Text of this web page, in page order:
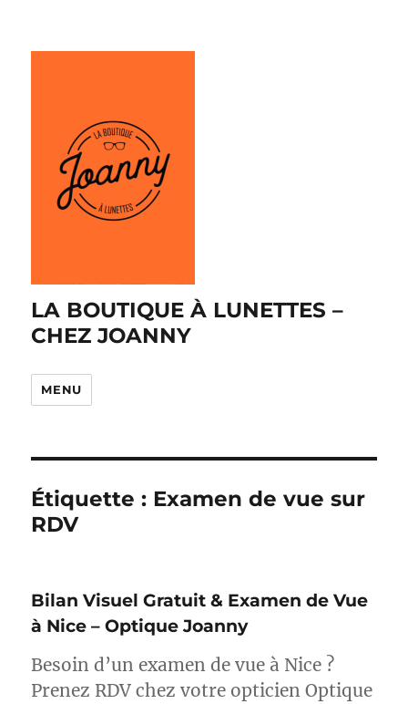
LA BOUTIQUE À LUNETTES –
CHEZ JOANNY
MENU
Étiquette : Examen de vue sur
RDV
Bilan Visuel Gratuit & Examen de Vue
à Nice – Optique Joanny
Besoin d’un examen de vue à Nice ?
Prenez RDV chez votre opticien Optique